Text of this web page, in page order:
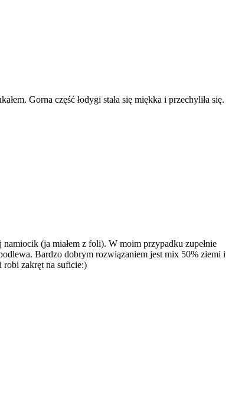
Gorna część łodygi stała się miękka i przechyliła się.
(ja miałem z foli). W moim przypadku zupełnie
Bardzo dobrym rozwiązaniem jest mix 50% ziemi i
robi zakręt na suficie:)